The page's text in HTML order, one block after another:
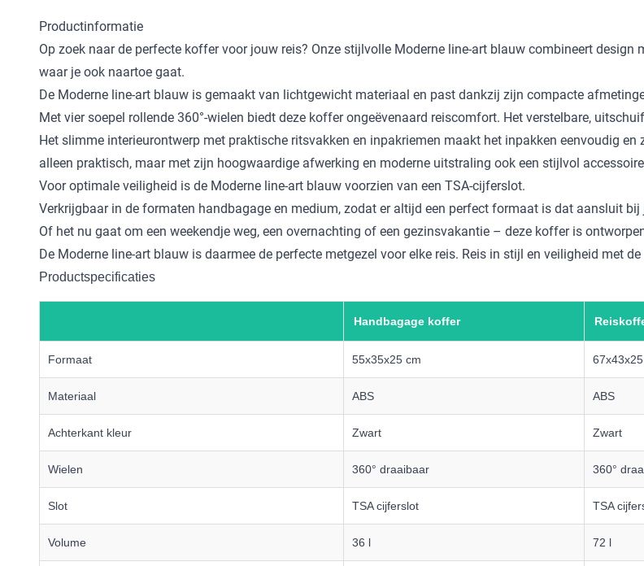
Productinformatie
Op zoek naar de perfecte koffer voor jouw reis? Onze stijlvolle Moderne line-art blauw combineert
waar je ook naartoe gaat.
De Moderne line-art blauw is gemaakt van lichtgewicht materiaal en past dankzij zijn compacte
Met vier soepel rollende 360°-wielen biedt deze koffer ongeëvenaard reiscomfort. Het verstelbare,
Het slimme interieurontwerp met praktische ritsvakken en inpakriemen maakt het inpakken eenvoudig
alleen praktisch, maar met zijn hoogwaardige afwerking en moderne uitstraling ook een stijlvol
Voor optimale veiligheid is de Moderne line-art blauw voorzien van een TSA-cijferslot.
Verkrijgbaar in de formaten handbagage en medium, zodat er altijd een perfect formaat is dat aansluit bij
Of het nu gaat om een weekendje weg, een overnachting of een gezinsvakantie – deze koffer is
De Moderne line-art blauw is daarmee de perfecte metgezel voor elke reis. Reis in stijl en veiligheid met
Productspecificaties
Handbagage koffer
Formaat 55x35x25 cm
Materiaal ABS ABS
Achterkant kleur Zwart Zwart
Wielen 360° draaibaar 360°
Slot TSA cijferslot TSA
Volume 36 l 72 l